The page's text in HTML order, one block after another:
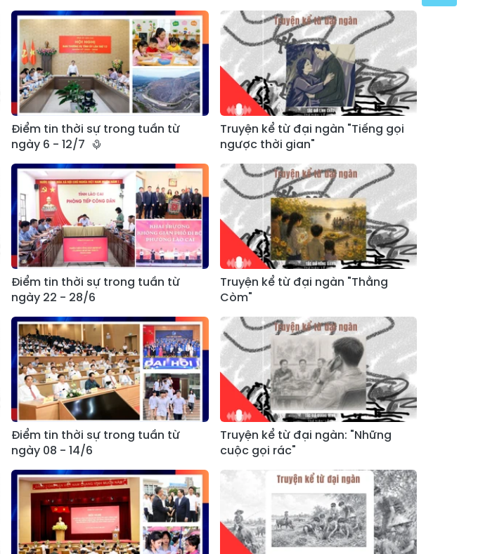
Điểm tin thời sự trong tuần từ
ngày 6 - 12/7
Truyện kể từ đại ngàn "Tiếng gọi
ngược thời gian"
Điểm tin thời sự trong tuần từ
ngày 22 - 28/6
Truyện kể từ đại ngàn "Thằng
Còm"
Điểm tin thời sự trong tuần từ
ngày 08 - 14/6
Truyện kể từ đại ngàn: "Những
cuộc gọi rác"